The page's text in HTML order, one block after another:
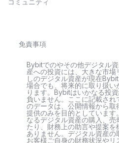
コミュニティ
免責事項
Bybitでのやその他デジタル
産への投資には、大きな市
しのデジタル資産が現在
場合でも、将来的に取り扱い
ります。Bybitはいかなる投
負いません。ここに記載さ
のデータは、公開情報から取
提供のみを目的としていま
なるデジタル資産の購入、売
たり、財務上の助言や提案
ありません。デジタル資産の
お客様ご自身の財務状況や